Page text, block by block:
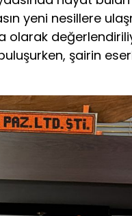
yeni nesillere
şairin